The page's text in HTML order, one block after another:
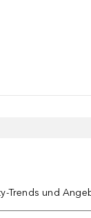
Trends und